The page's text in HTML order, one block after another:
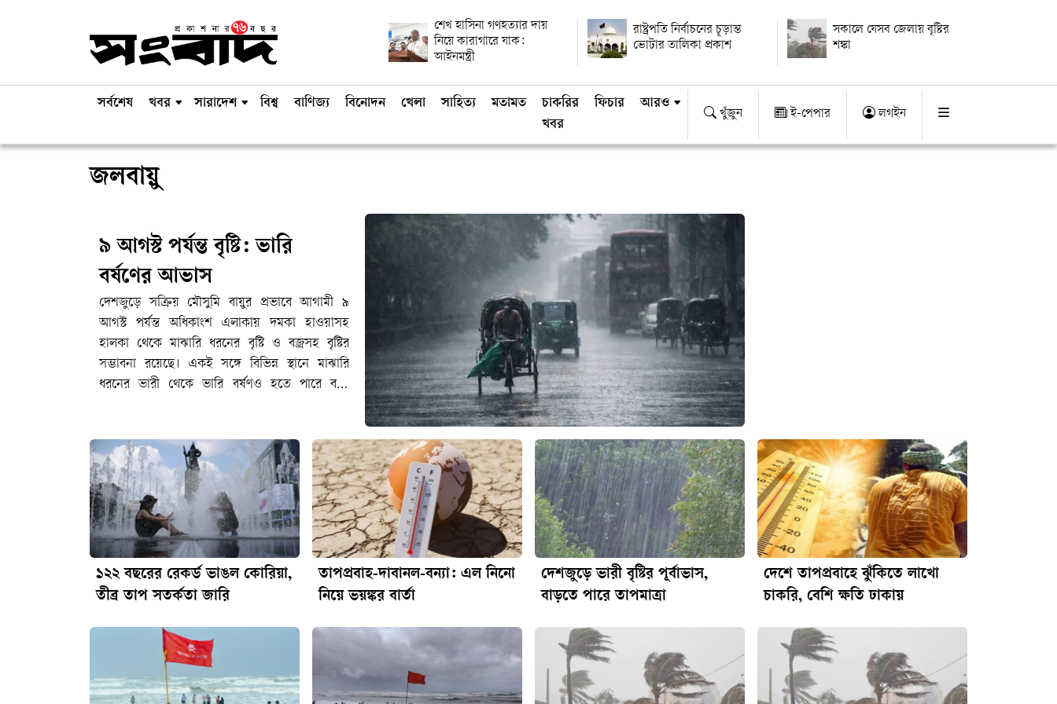
শেখ হাসিনা গণহত্যার দায়
নিয়ে কারাগারে যাক:
আইনমন্ত্রী
রাষ্ট্রপতি নির্বাচনের চূড়ান্ত
ভোটার তালিকা প্রকাশ
সকালে যেসব জেলায় বৃষ্টির
শঙ্কা
সর্বশেষ খবর সারাদেশ বিশ্ব বাণিজ্য বিনোদন খেলা সাহিত্য মতামত
চাকরির
খবর
ফিচার আরও
খুঁজুন ই-পেপার লগইন
জলবায়ু
৯ আগস্ট পর্যন্ত বৃষ্টি: ভারি
বর্ষণের আভাস
দেশজুড়ে সক্রিয় মৌসুমি বায়ুর প্রভাবে আগামী ৯
আগস্ট পর্যন্ত অধিকাংশ এলাকায় দমকা হাওয়াসহ
হালকা থেকে মাঝারি ধরনের বৃষ্টি ও বজ্রসহ বৃষ্টির
সম্ভাবনা রয়েছে। একই সঙ্গে বিভিন্ন স্থানে মাঝারি
ধরনের ভারী থেকে ভারি বর্ষণও হতে পারে বলে
উত্তর বঙ্গোপসাগরে মৌসুমি বায়ু মাঝারি অবস্থায় থাকায়
বৃষ্টিপাতের এ প্রবণতা কয়েক দিন অব্যাহত থাকতে
পারে। তবে বর্ধিত পাঁচ দিনের পূর্বাভাসে বৃষ্টিপাতের
প্রবণতা ধীরে ধীরে কমে আসার ইঙ্গিত দেওয়া হয়েছে।
পূর্বাভাসে বলা হয়েছে, মৌসুমি বায়ুর অক্ষের বর্ধিতাংশ
রাজস্থান, মধ্যপ্রদেশ, উত্তরপ্রদেশ, বিহার, পশ্চিমবঙ্গ ও
বাংলাদেশের মধ্যাঞ্চল হয়ে আসাম পর্যন্ত বিস্তৃত
রয়েছে। এর একটি বর্ধিতাংশ উত্তর বঙ্গোপসাগর পর্যন্ত
মোটামুটি সক্রিয় এবং উত্তর বঙ্গোপসাগরে মাঝারি
অবস্থায় রয়েছে।বুধবার (৫ আগস্ট) সন্ধ্যা ৬টা থেকে
পরবর্তী ২৪ ঘণ্টায় রংপুর, রাজশাহী, ময়মনসিংহ, ঢাকা,
খুলনা, বরিশাল, চট্টগ্রাম ও সিলেট বিভাগের অধিকাংশ
১২২ বছরের রেকর্ড ভাঙল কোরিয়া,
তীব্র তাপ সতর্কতা জারি
তাপপ্রবাহ-দাবানল-বন্যা: এল নিনো
নিয়ে ভয়ঙ্কর বার্তা
দেশজুড়ে ভারী বৃষ্টির পূর্বাভাস,
বাড়তে পারে তাপমাত্রা
দেশে তাপপ্রবাহে ঝুঁকিতে লাখো
চাকরি, বেশি ক্ষতি ঢাকায়